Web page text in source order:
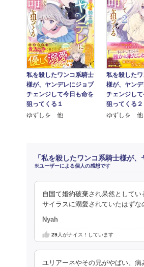
私を殺したワンコ系騎士
様が、ヤンデレにジョブ
チェンジして今日も命を
狙ってくる１
ゆずしを 他
私を殺した
様が、ヤン
チェンジし
狙ってくる２
ゆずしを 他
「私を殺したワンコ系騎士様が
※ユーザーによる個人の感想です
自国て婚約破棄され呆然として
サイラスに溺愛されていたはず
Nyah
29人がナイス！しています
ユリアーネやその兄がやばい。